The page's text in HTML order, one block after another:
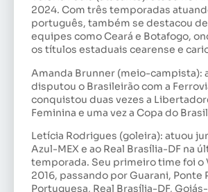
2024. Com três temporadas
português, também se destacou
equipes como Ceará e Botafogo,
os títulos estaduais cearense e
Amanda Brunner (meio-campista):
disputou o Brasileirão com a
conquistou duas vezes a
Feminina e uma vez a Copa do
Letícia Rodrigues (goleira): atuou
Azul-MEX e ao Real Brasília-DF na
temporada. Seu primeiro time foi o
2016, passando por Guarani, Ponte
Portuguesa, Real Brasília-DF,